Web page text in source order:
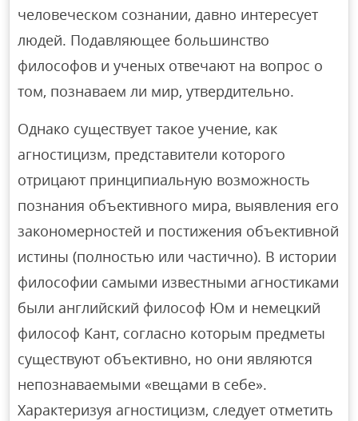
человеческом сознании, давно интересует
людей. Подавляющее большинство
философов и ученых отвечают на вопрос о
том, познаваем ли мир, утвердительно.
Однако существует такое учение, как
агностицизм, представители которого
отрицают принципиальную возможность
познания объективного мира, выявления его
закономерностей и постижения объективной
истины (полностью или частично). В истории
философии самыми известными агностиками
были английский философ Юм и немецкий
философ Кант, согласно которым предметы
существуют объективно, но они являются
непознаваемыми «вещами в себе».
Характеризуя агностицизм, следует отметить